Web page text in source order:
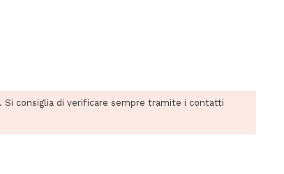
Si consiglia di verificare sempre tramite i contatti